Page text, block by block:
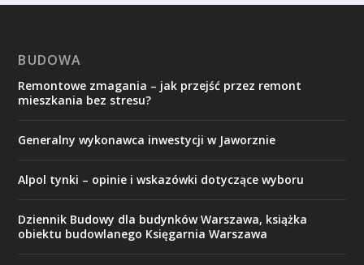
BUDOWA
Remontowe zmagania – jak przejść przez remont
mieszkania bez stresu?
Generalny wykonawca inwestycji w Jaworznie
Alpol tynki – opinie i wskazówki dotyczące wyboru
Dziennik Budowy dla budynków Warszawa, książka
obiektu budowlanego Księgarnia Warszawa